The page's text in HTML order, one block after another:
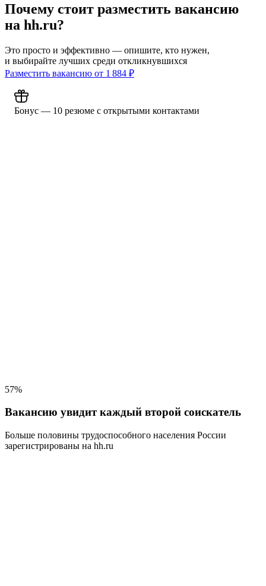
Почему стоит разместить вакансию
на hh.ru?
Это просто и эффективно — опишите, кто нужен,
и выбирайте лучших среди откликнувшихся
Разместить вакансию от 1 884 ₽
Бонус — 10 резюме с открытыми контактами
57%
Вакансию увидит каждый второй соискатель
Больше половины трудоспособного населения России
зарегистрированы на hh.ru